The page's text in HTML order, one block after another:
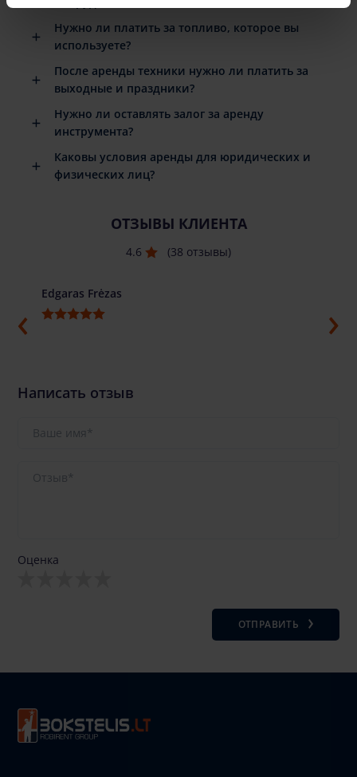
Нужно ли платить за топливо, которое вы
используете?
После аренды техники нужно ли платить за
выходные и праздники?
Нужно ли оставлять залог за аренду
инструмента?
Каковы условия аренды для юридических и
физических лиц?
ОТЗЫВЫ КЛИЕНТА
4.6 (38 отзывы)
Edgaras Frėzas
Написать отзыв
Оценка
ОТПРАВИТЬ